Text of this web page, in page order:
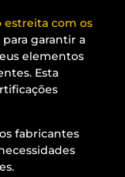
estreita com os
para garantir a
elementos
Esta
fabricantes